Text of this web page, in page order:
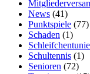
News (41)
Punktspiele (77)
Schaden (1)
Schultennis (1)
Senioren (72)